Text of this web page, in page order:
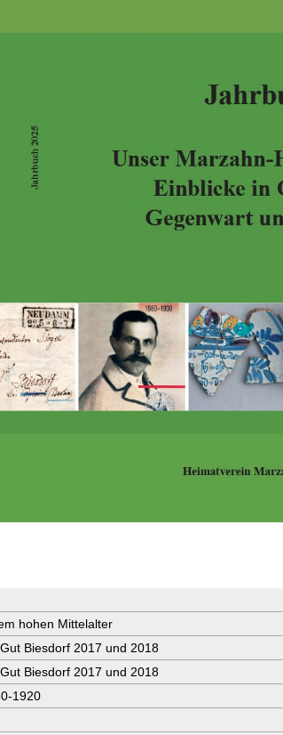
hohen Mittelalter
Biesdorf 2017 und 2018
Biesdorf 2017 und 2018
1920